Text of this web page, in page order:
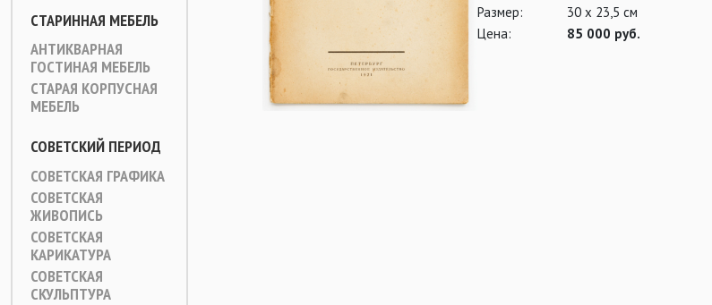
СТАРИННАЯ МЕБЕЛЬ
АНТИКВАРНАЯ
ГОСТИНАЯ МЕБЕЛЬ
СТАРАЯ КОРПУСНАЯ
МЕБЕЛЬ
СОВЕТСКИЙ ПЕРИОД
СОВЕТСКАЯ ГРАФИКА
СОВЕТСКАЯ
ЖИВОПИСЬ
СОВЕТСКАЯ
КАРИКАТУРА
СОВЕТСКАЯ
СКУЛЬПТУРА
Размер:
30 х 23,5 см
Цена:
85 000 руб.